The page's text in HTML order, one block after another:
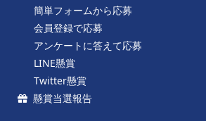
簡単フォームから応募
会員登録で応募
アンケートに答えて応募
LINE懸賞
Twitter懸賞
懸賞当選報告